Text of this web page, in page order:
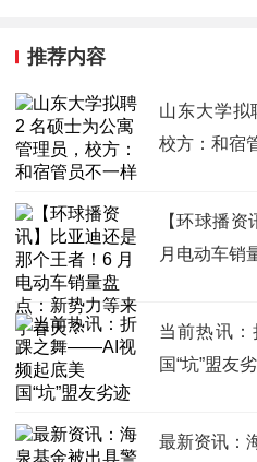
推荐内容
山东大学拟
校方：和宿
【环球播
月电动车销
当前热讯
国“坑”盟友
最新资讯：